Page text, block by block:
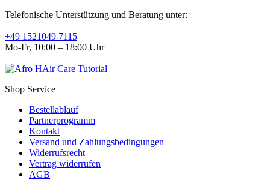
Telefonische Unterstützung und Beratung unter:
+49 1521049 7115
Mo-Fr, 10:00 – 18:00 Uhr
Shop Service
Bestellablauf
Partnerprogramm
Kontakt
Versand und Zahlungsbedingungen
Widerrufsrecht
Vertrag widerrufen
AGB